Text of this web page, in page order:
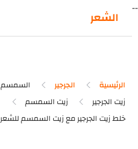
الشعر
الرئيسية الجرجير السمسم
زيت الجرجير
زيت السمسم